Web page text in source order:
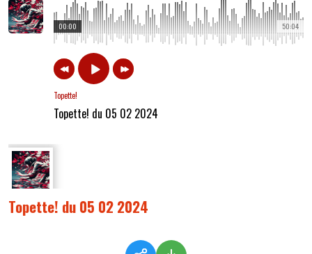
50:04
00:00
Topette!
Topette! du 05 02 2024
Topette! du 05 02 2024